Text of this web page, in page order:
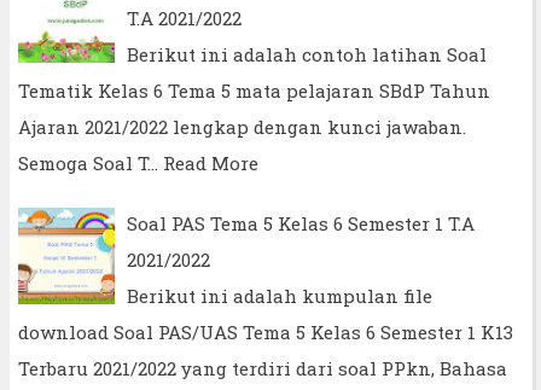
T.A 2021/2022
Berikut ini adalah contoh latihan Soal
Tematik Kelas 6 Tema 5 mata pelajaran SBdP Tahun
Ajaran 2021/2022 lengkap dengan kunci jawaban.
Semoga Soal T… Read More
Soal PAS Tema 5 Kelas 6 Semester 1 T.A
2021/2022
Berikut ini adalah kumpulan file
download Soal PAS/UAS Tema 5 Kelas 6 Semester 1 K13
Terbaru 2021/2022 yang terdiri dari soal PPkn, Bahasa